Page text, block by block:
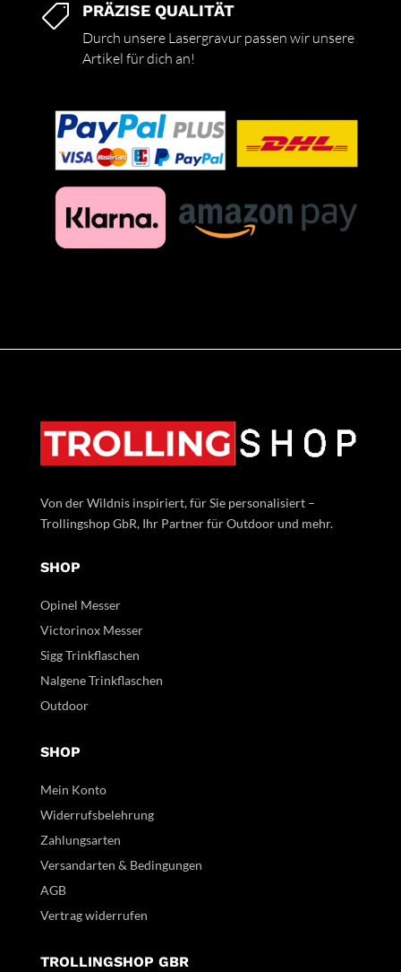
 PRÄZISE QUALITÄT
Durch unsere Lasergravur passen wir unsere
Artikel für dich an!
Von der Wildnis inspiriert, für Sie personalisiert –
Trollingshop GbR, Ihr Partner für Outdoor und mehr.
SHOP
Opinel Messer
Victorinox Messer
Sigg Trinkflaschen
Nalgene Trinkflaschen
Outdoor
SHOP
Mein Konto
Widerrufsbelehrung
Zahlungsarten
Versandarten & Bedingungen
AGB
Vertrag widerrufen
TROLLINGSHOP GBR